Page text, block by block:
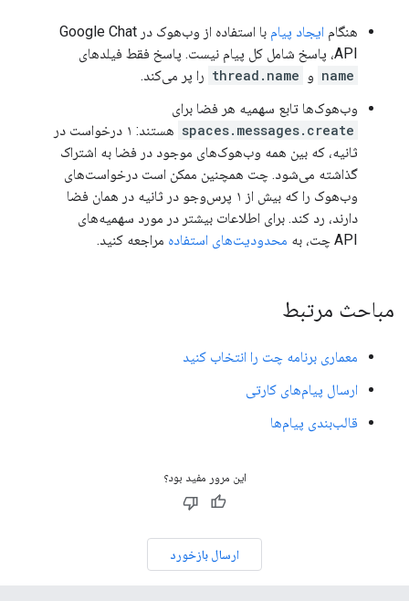
هنگام ایجاد پیام
با استفاده از وب‌هوک در Google Chat
API، پاسخ شامل کل پیام نیست. پاسخ فقط فیلدهای
name و thread.name را پر می‌کند.
وب‌هوک‌ها تابع سهمیه هر فضا برای
spaces.messages.create
هستند: ۱ درخواست در
ثانیه، که بین همه وب‌هوک‌های موجود در فضا به اشتراک
گذاشته می‌شود. چت همچنین ممکن است درخواست‌های
وب‌هوک را که بیش از ۱ پرس‌وجو در ثانیه در همان فضا
دارند، رد کند. برای اطلاعات بیشتر در مورد سهمیه‌های
API چت، به
محدودیت‌های استفاده مراجعه کنید.
مباحث مرتبط
معماری برنامه چت را انتخاب کنید
ارسال پیام‌های کارتی
قالب‌بندی پیام‌ها
این مرور مفید بود؟
ارسال بازخورد